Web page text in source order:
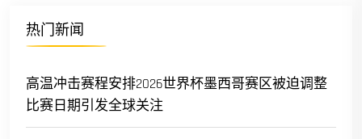
热门新闻
高温冲击赛程安排2026世界杯墨西哥赛区被迫调整
比赛日期引发全球关注